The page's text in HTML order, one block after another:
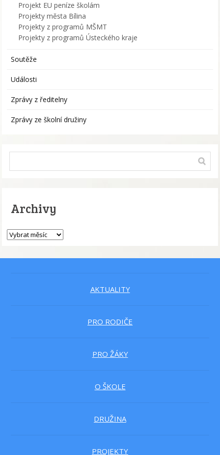
Projekt EU peníze školám
Projekty města Bílina
Projekty z programů MŠMT
Projekty z programů Ústeckého kraje
Soutěže
Události
Zprávy z ředitelny
Zprávy ze školní družiny
Archivy
AKTUALITY
PRO RODIČE
PRO ŽÁKY
O ŠKOLE
DRUŽINA
PROJEKTY